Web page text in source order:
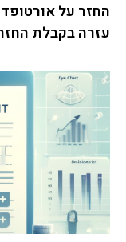
החזר על
עזרה בקבלת